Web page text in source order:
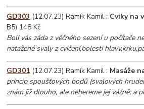
GD303 (12.07.23) Ramík Kamil : Cviky na
B5) 148 Kč
Bolí vás záda z věčného sezení u počítače
natažené svaly z cvičení,bolesti
GD301 (12.07.23) Ramík Kamil : Masáže
princip spoušťových bodů (svalových
znám již dlouho, ale nebereme jej vážně; a